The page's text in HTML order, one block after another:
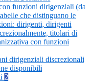
funzioni dirigenziali (da
che distinguano le
dirigenti, dirigenti
titolari di
con funzioni
dirigenziali discrezionali
disponibili
2